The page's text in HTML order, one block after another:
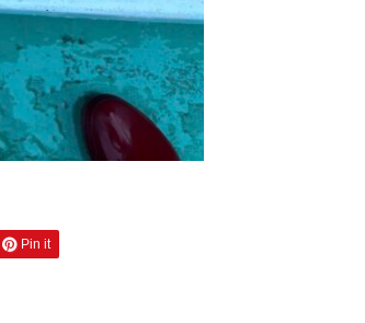
Pin it